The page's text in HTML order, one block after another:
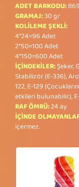
ADET BARKODU:
GRAMAJ:30 gr
KOLİLEME ŞEKLİ:
4*24=96 Adet
2*50=100 Adet
4*150=600 Adet
İÇİNDEKİLER:Şeker,
Stabilizör (E-336),
122, E-129
etkileri bulunabilir.),
RAF ÖMRÜ:24 ay
İÇİNDE
içermez.